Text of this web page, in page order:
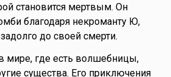
становится мертвым. Он
благодаря некроманту Ю,
до своей смерти.
мире, где есть волшебницы,
существа. Его приключения